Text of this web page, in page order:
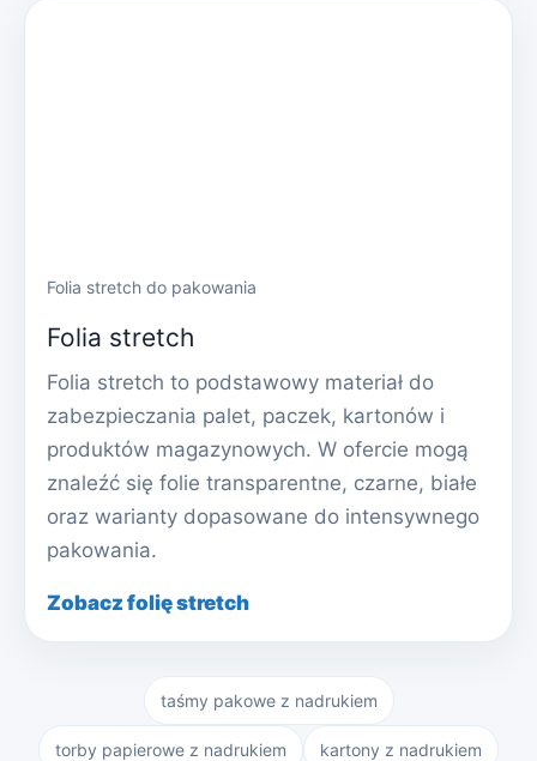
Folia stretch do pakowania
Folia stretch
Folia stretch to podstawowy materiał do
zabezpieczania palet, paczek, kartonów i
produktów magazynowych. W ofercie mogą
znaleźć się folie transparentne, czarne, białe
oraz warianty dopasowane do intensywnego
pakowania.
Zobacz folię stretch
taśmy pakowe z nadrukiem
torby papierowe z nadrukiem kartony z nadrukiem